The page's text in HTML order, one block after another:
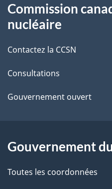
a
i
l
s
d
l
a
propos
ce
site
Commission
nucléaire
Contactez la CCSN
Consultations
Gouvernement ouvert
Gouvernement
Toutes les coordonnées